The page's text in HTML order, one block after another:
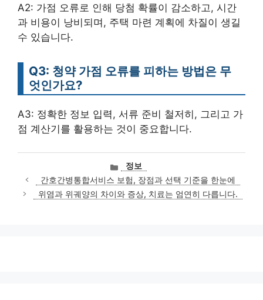
A2: 가점 오류로 인해 당첨 확률이 감소하고, 시간
과 비용이 낭비되며, 주택 마련 계획에 차질이 생길
수 있습니다.
Q3: 청약 가점 오류를 피하는 방법은 무
엇인가요?
A3: 정확한 정보 입력, 서류 준비 철저히, 그리고 가
점 계산기를 활용하는 것이 중요합니다.
카
테
고
리
정보
간호간병통합서비스 보험, 장점과 선택 기준을 한눈에
위염과 위궤양의 차이와 증상, 치료는 엄연히 다릅니다.